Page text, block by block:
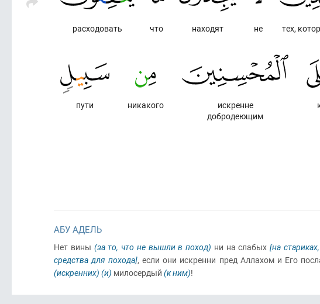
тех,
не
находят
что
расходовать
искренне
добродеющим
никакого
пути
АБУ АДЕЛЬ
Нет вины (за то, что не вышли в поход) ни на слабых[на
средства для похода], если они искренни пред Аллахом и Его
(искренних) (и) милосердый (к ним)!